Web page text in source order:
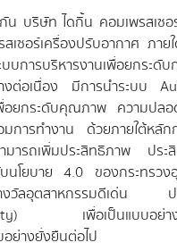
กัน บริษัท ไดกิ้น คอมเพรสเ
เซอร์เครื่องปรับอากาศ ภา
การบริหารงานเพื่อยกระดับ
งต่อเนื่อง มีการนำระบบ
พื่อยกระดับคุณภาพ ความปล
มการทำงาน ด้วยภายใต้หลั
ารถเพิ่มประสิทธิภาพ ประ
นโยบาย 4.0 ของกระทรวง
างวัลอุตสาหกรรมดีเด่น ป
เพื่อเป็นแบบอย่างกา
ย่างยั่งยืนต่อไป